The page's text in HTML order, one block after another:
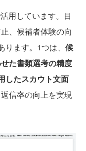
用しています。目
、候補者体験の向
ます。1つは、 候
た書類選考の精度
したスカウト文面
信率の向上を実現